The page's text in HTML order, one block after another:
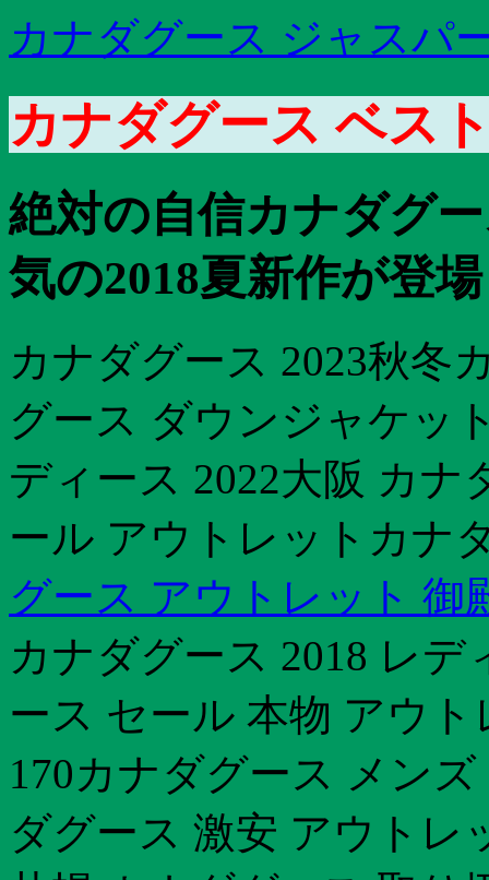
カナダグース ジャスパ
カナダグース ベス
絶対の自信カナダグ
気の2018夏新作が登
カナダグース 2023秋冬
グース ダウンジャケッ
ディース 2022大阪 カ
ール アウトレットカナ
グース アウトレット 御
カナダグース 2018 レ
ース セール 本物 アウ
170カナダグース メン
ダグース 激安 アウトレ